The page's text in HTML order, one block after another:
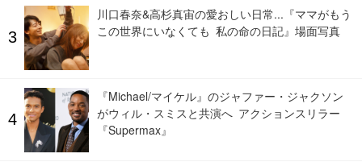
川口春奈&高杉真宙の愛おしい日常...『ママがもう
この世界にいなくても 私の命の日記』場面写真
『Michael/マイケル』のジャファー・ジャクソン
がウィル・スミスと共演へ アクションスリラー
『Supermax』